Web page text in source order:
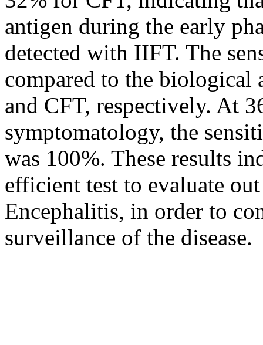
antigen during the early
detected with IIFT. The
compared to the biological
and CFT, respectively. At
symptomatology, the
was 100%. These results
efficient test to evaluate
Encephalitis, in order to
surveillance of the disease.